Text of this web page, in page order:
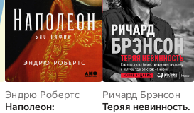
Эндрю Робертс
Наполеон:
Ричард Брэнсон
Теряя невинность.